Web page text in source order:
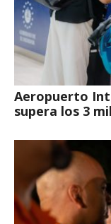
Aeropuerto
supera los 3